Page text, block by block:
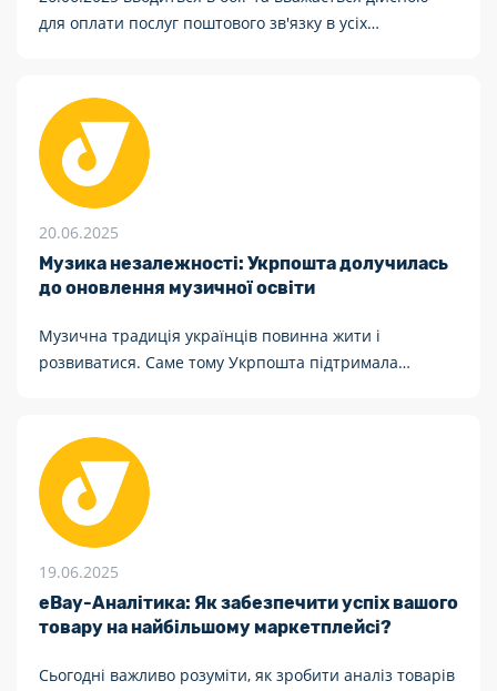
для оплати послуг поштового зв'язку в усіх
20.06.2025
Музика незалежності: Укрпошта долучилась
до оновлення музичної освіти
Музична традиція українців повинна жити і
розвиватися. Саме тому Укрпошта підтримала
радянської епохи.
19.06.2025
eBay-Аналітика: Як забезпечити успіх вашого
товару на найбільшому маркетплейсі?
Сьогодні важливо розуміти, як зробити аналіз товарів